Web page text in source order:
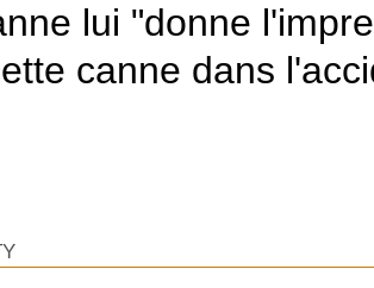
lui "donne
canne dans